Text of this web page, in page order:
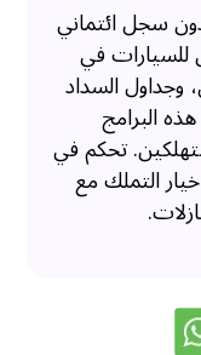
سجل ائتماني
للسيارات في
وجداول السداد
البرامج
تحكم في
التملك مع